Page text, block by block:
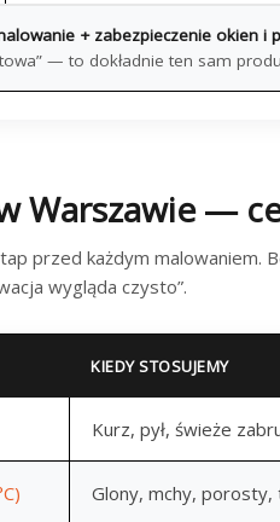
+ zabezpieczenie okien i
— to dokładnie ten sam
Warszawie —
przed każdym malowaniem.
wygląda czysto”.
KIEDY STOSUJEMY
Kurz, pył, świeże
Glony, mchy, porosty,